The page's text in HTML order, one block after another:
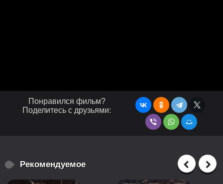
Понравился фильм?
Поделитесь с друзьями:
Рекомендуемое